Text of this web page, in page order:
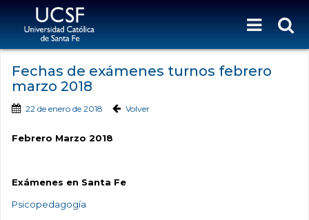
Fechas de exámenes turnos febrero
marzo 2018
22 de enero de 2018 Volver
Febrero Marzo 2018
Exámenes en Santa Fe
Psicopedagogía